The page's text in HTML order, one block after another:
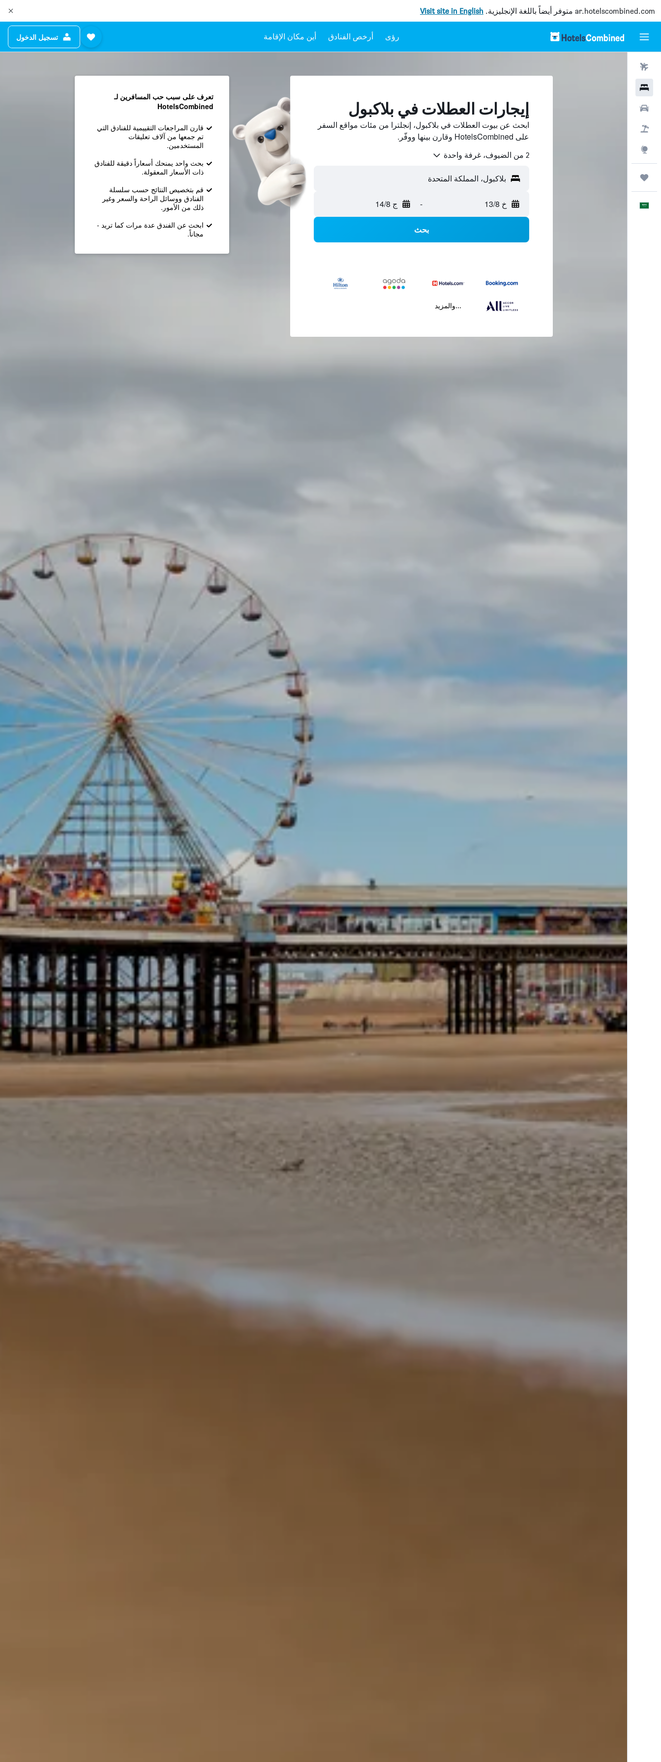
ar.hotelscombined.com متوفر أيضاً باللغة الإنجليزية. Visit site in English
رؤى أرخص الفنادق أين مكان الإقامة تسجيل الدخول
إيجارات العطلات في بلاكبول
ابحث عن بيوت العطلات في بلاكبول، إنجلترا من مئات مواقع السفر
على HotelsCombined وقارن بينها ووفّر.
2 من الضيوف، غرفة واحدة
بلاكبول، المملكة المتحدة
خ 13/8 - ج 14/8
بحث
...والمزيد
تعرف على سبب حب المسافرين لـ
HotelsCombined
قارن المراجعات التقييمية للفنادق التي
تم جمعها من آلاف تعليقات
المستخدمين.
بحث واحد يمنحك أسعاراً دقيقة للفنادق
ذات الأسعار المعقولة.
قم بتخصيص النتائج حسب سلسلة
الفنادق ووسائل الراحة والسعر وغير
ذلك من الأمور.
ابحث عن الفندق عدة مرات كما تريد -
مجاناً.